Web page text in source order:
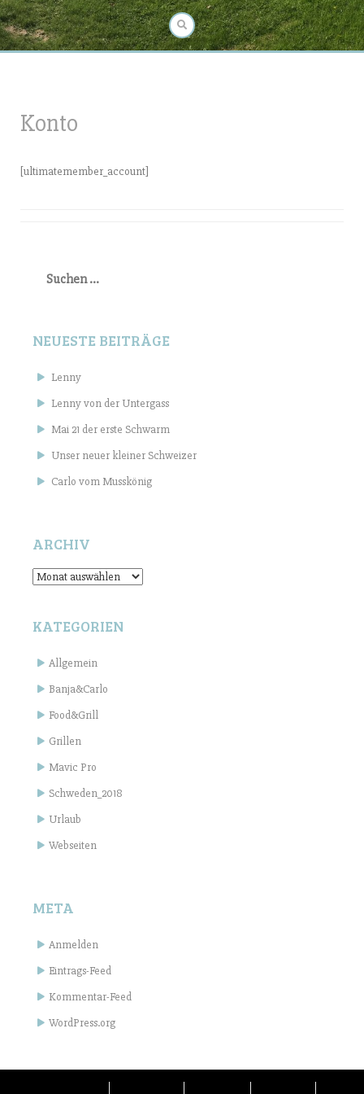
Konto
[ultimatemember_account]
nach:
NEUESTE BEITRÄGE
Lenny
Lenny von der Untergass
Mai 21 der erste Schwarm
Unser neuer kleiner Schweizer
Carlo vom Musskönig
ARCHIV
Archiv
KATEGORIEN
Allgemein
Banja&Carlo
Food&Grill
Grillen
Mavic Pro
Schweden_2018
Urlaub
Webseiten
META
Anmelden
Eintrags-Feed
Kommentar-Feed
WordPress.org